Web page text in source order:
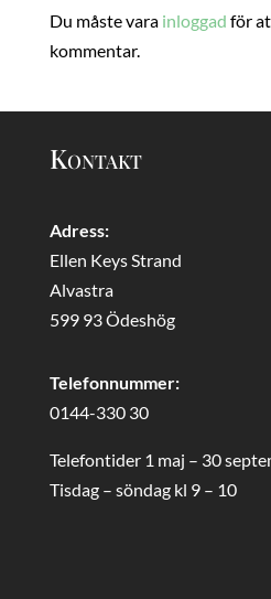
Du måste vara inloggad för
kommentar.
Kontakt
Adress:
Ellen Keys Strand
Alvastra
599 93 Ödeshög
Telefonnummer:
0144-330 30
Telefontider 1 maj – 30
Tisdag – söndag kl 9 – 10